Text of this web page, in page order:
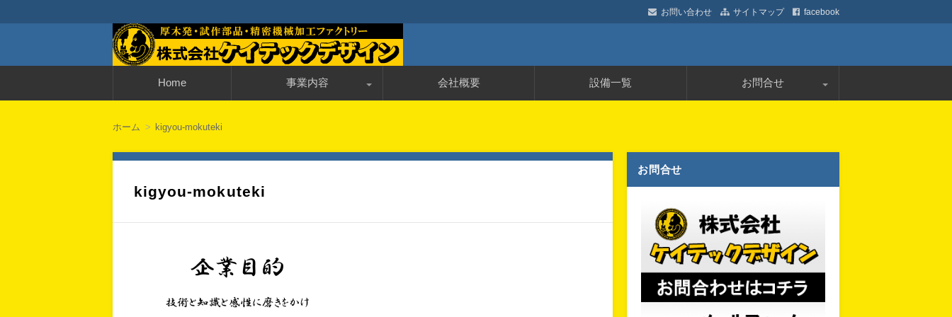
お問い合わせ サイトマップ facebook
厚木発・試作部品・精密加工の株式会社ケイテックデザイン
神奈川・厚木発・試作部品・精密機械加工ファクトリー
Home 事業内容 会社概要 設備一覧 お問合せ
ホーム
kigyou-mokuteki
kigyou-mokuteki
お問合せ